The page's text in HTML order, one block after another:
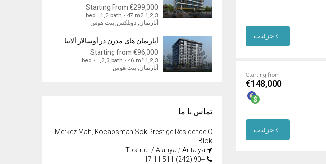
Starting from
€148,000
Starting From €299,000
1,2,3 bed • 1,2 bath • 47 m2
آپارتمان, دوبلکس, پنت هوس
آپارتمان های مدرن در آوسالار آلانیا
Starting from €96,000
1,2,3 bed • 1,2,3 bath • 46 m²
آپارتمان, پنت هوس
تماس با ما
Merkez Mah, Kocaosman Sok Prestige Residence C
Blok
+90 (242) 511 11 17